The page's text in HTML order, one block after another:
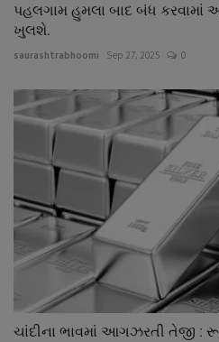
પહલગામ હુમલા બાદ બંધ કરવામાં
ખુલશે.
saurashtrabhoomi Sep 27, 2025 0
ચાંદીના ભાવમાં આગઝરતી તેજી :